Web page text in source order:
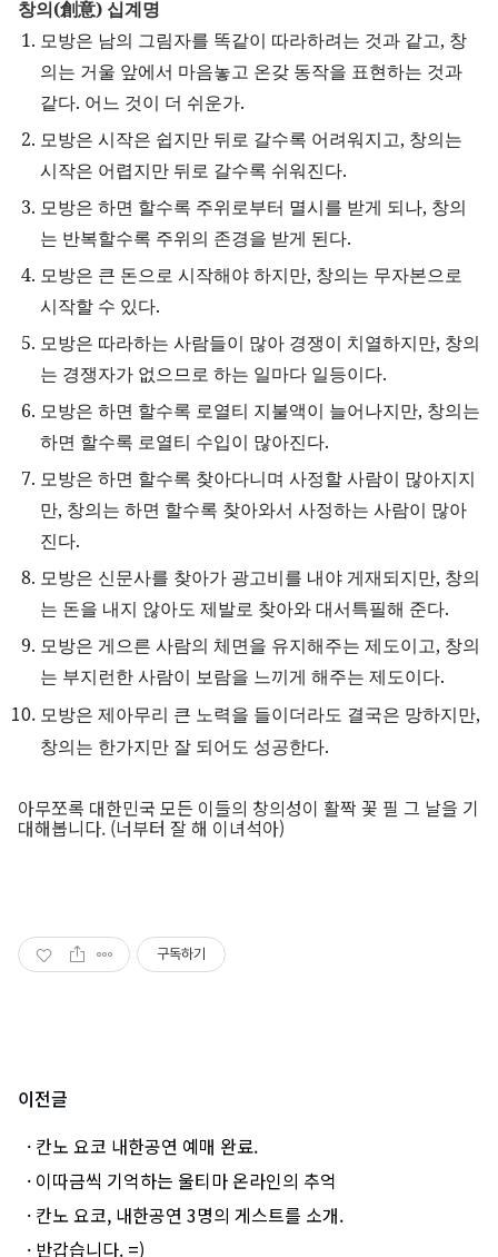
창의(創意) 십계명
모방은 남의 그림자를 똑같이 따라하려는 것과 같고, 창
의는 거울 앞에서 마음놓고 온갖 동작을 표현하는 것과
같다. 어느 것이 더 쉬운가.
모방은 시작은 쉽지만 뒤로 갈수록 어려워지고, 창의는
시작은 어렵지만 뒤로 갈수록 쉬워진다.
모방은 하면 할수록 주위로부터 멸시를 받게 되나, 창의
는 반복할수록 주위의 존경을 받게 된다.
모방은 큰 돈으로 시작해야 하지만, 창의는 무자본으로
시작할 수 있다.
모방은 따라하는 사람들이 많아 경쟁이 치열하지만, 창의
는 경쟁자가 없으므로 하는 일마다 일등이다.
모방은 하면 할수록 로열티 지불액이 늘어나지만, 창의는
하면 할수록 로열티 수입이 많아진다.
모방은 하면 할수록 찾아다니며 사정할 사람이 많아지지
만, 창의는 하면 할수록 찾아와서 사정하는 사람이 많아
진다.
모방은 신문사를 찾아가 광고비를 내야 게재되지만, 창의
는 돈을 내지 않아도 제발로 찾아와 대서특필해 준다.
모방은 게으른 사람의 체면을 유지해주는 제도이고, 창의
는 부지런한 사람이 보람을 느끼게 해주는 제도이다.
모방은 제아무리 큰 노력을 들이더라도 결국은 망하지만,
창의는 한가지만 잘 되어도 성공한다.
아무쪼록 대한민국 모든 이들의 창의성이 활짝 꽃 필 그 날을 기
대해봅니다. (너부터 잘 해 이녀석아)
구독하기
이전글
· 칸노 요코 내한공연 예매 완료.
· 이따금씩 기억하는 울티마 온라인의 추억
· 칸노 요코, 내한공연 3명의 게스트를 소개.
· 반갑습니다. =)